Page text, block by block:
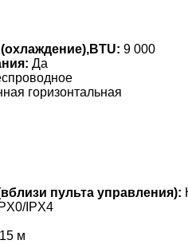
9 000
Да
горизонтальная
пульта управления):
IPX4
15 м